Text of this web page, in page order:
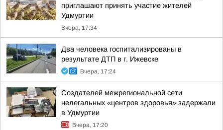
приглашают принять участие жителей
Удмуртии
Вчера, 17:34
Два человека госпитализированы в
результате ДТП в г. Ижевске
Вчера, 17:24
Создателей межрегиональной сети
нелегальных «центров здоровья» задержали
в Удмуртии
Вчера, 17:20